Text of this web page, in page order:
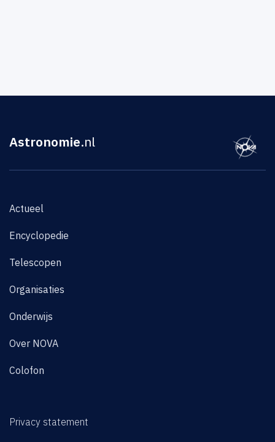
Astronomie.nl
Actueel
Encyclopedie
Telescopen
Organisaties
Onderwijs
Over NOVA
Colofon
Privacy statement